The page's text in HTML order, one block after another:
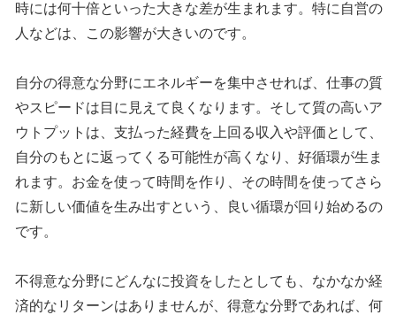
時には何十倍といった大きな差が生まれます。特に自営の
人などは、この影響が大きいのです。
自分の得意な分野にエネルギーを集中させれば、仕事の質
やスピードは目に見えて良くなります。そして質の高いア
ウトプットは、支払った経費を上回る収入や評価として、
自分のもとに返ってくる可能性が高くなり、好循環が生ま
れます。お金を使って時間を作り、その時間を使ってさら
に新しい価値を生み出すという、良い循環が回り始めるの
です。
不得意な分野にどんなに投資をしたとしても、なかなか経
済的なリターンはありませんが、得意な分野であれば、何